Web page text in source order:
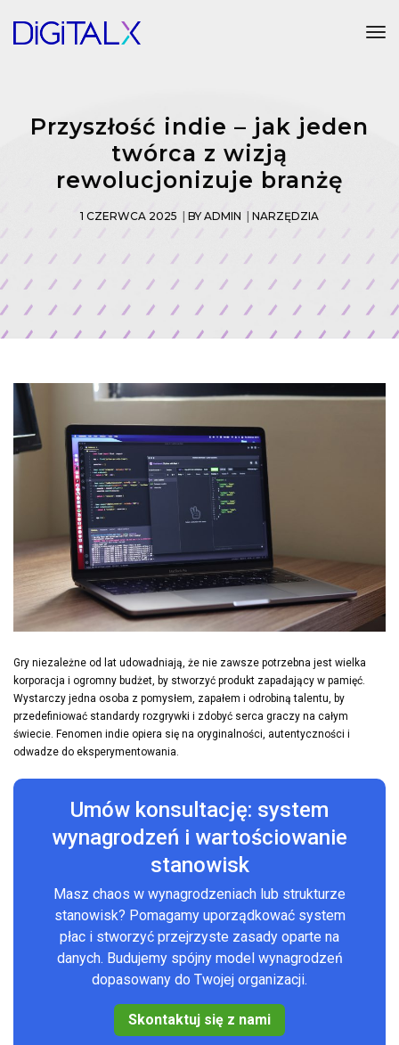
Przyszłość indie – jak jeden
twórca z wizją
rewolucjonizuje branżę
1 CZERWCA 2025 BY ADMIN NARZĘDZIA
Gry niezależne od lat udowadniają, że nie zawsze potrzebna jest wielka
korporacja i ogromny budżet, by stworzyć produkt zapadający w pamięć.
Wystarczy jedna osoba z pomysłem, zapałem i odrobiną talentu, by
przedefiniować standardy rozgrywki i zdobyć serca graczy na całym
świecie. Fenomen indie opiera się na oryginalności, autentyczności i
odwadze do eksperymentowania.
Umów konsultację: system
wynagrodzeń i wartościowanie
stanowisk
Masz chaos w wynagrodzeniach lub strukturze
stanowisk? Pomagamy uporządkować system
płac i stworzyć przejrzyste zasady oparte na
danych. Budujemy spójny model wynagrodzeń
dopasowany do Twojej organizacji.
Skontaktuj się z nami